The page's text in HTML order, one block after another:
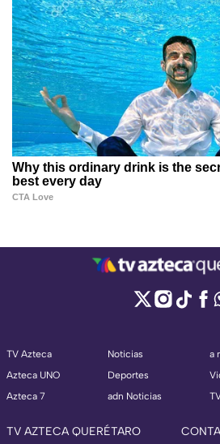
TV Azteca
Azteca UNO
Azteca 7
Noticias
Deportes
adn Noticias
a
TV AZTECA QUERÉTARO